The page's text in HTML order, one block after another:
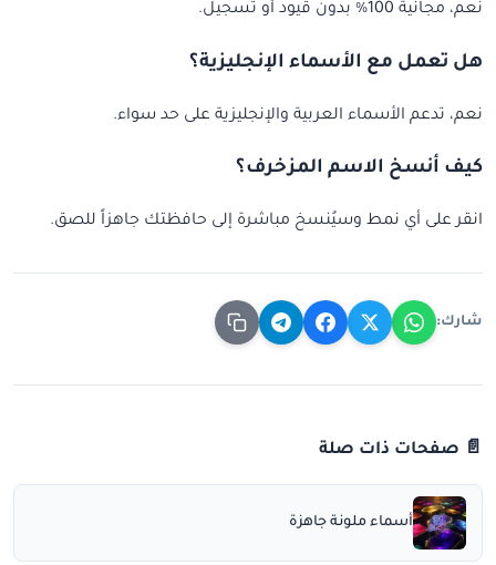
نعم، مجانية 100% بدون قيود أو تسجيل.
هل تعمل مع الأسماء الإنجليزية؟
نعم، تدعم الأسماء العربية والإنجليزية على حد سواء.
كيف أنسخ الاسم المزخرف؟
انقر على أي نمط وسيُنسخ مباشرة إلى حافظتك جاهزاً للصق.
شارك:
📄 صفحات ذات صلة
أسماء ملونة جاهزة